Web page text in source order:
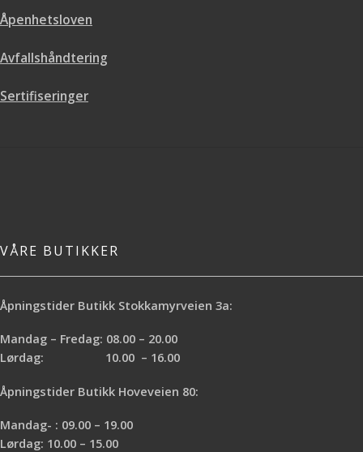
Åpenhetsloven
Avfallshåndtering
Sertifiseringer
VÅRE BUTIKKER
Åpningstider Butikk Stokkamyrveien 3a:
Mandag – Fredag: 08.00 – 20.00
Lørdag: 10.00 – 16.00
Åpningstider Butikk Hoveveien 80:
Mandag- : 09.00 – 19.00
Lørdag: 10.00 – 15.00